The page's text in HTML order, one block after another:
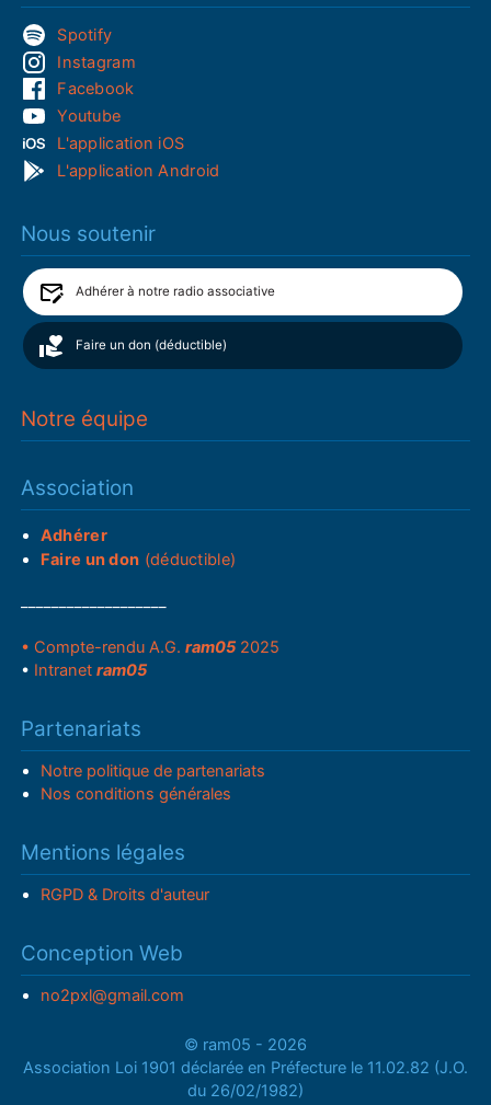
Spotify
Instagram
Facebook
Youtube
L'application iOS
L'application Android
Nous soutenir
Adhérer à notre radio associative
Faire un don (déductible)
Notre équipe
Association
Adhérer
Faire un don (déductible)
• Compte-rendu A.G.ram05 2025
• Intranetram05
Partenariats
Notre politique de partenariats
Nos conditions générales
Mentions légales
RGPD & Droits d'auteur
Conception Web
no2pxl@gmail.com
© ram05 - 2026
Association Loi 1901 déclarée en Préfecture le 11.02.82 (J.O.
du 26/02/1982)